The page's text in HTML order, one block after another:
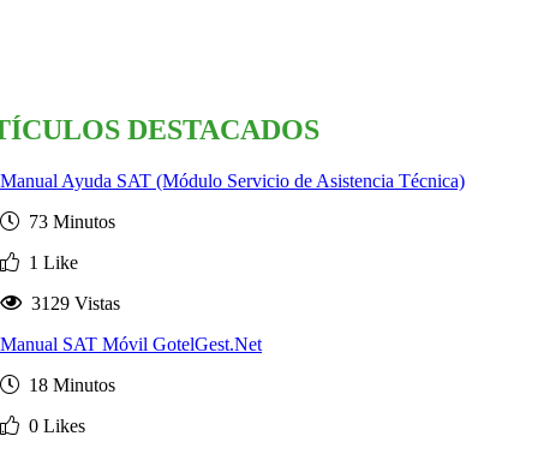
DESTACADOS
Manual Ayuda SAT (Módulo Servicio de Asistencia Técnica)
73 Minutos
1 Like
3129 Vistas
Manual SAT Móvil GotelGest.Net
18 Minutos
0 Likes